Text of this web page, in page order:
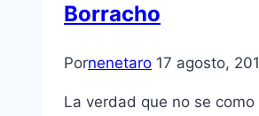
Borracho
Pornenetaro 17 agosto,
La verdad que no se